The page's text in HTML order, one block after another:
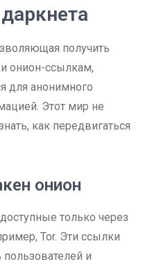
получить
онион-ссылкам,
для анонимного
Этот мир не
как передвигаться
онион
только через
Tor. Эти ссылки
и